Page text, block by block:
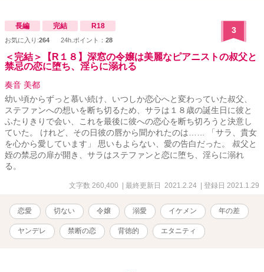
長編 完結 R18
お気に入り:264 24h.ポイント： 28
3
＜完結＞【R１８】深窓の令嬢は美麗なピアニストの叔父と
禁忌の恋に堕ち、淫らに溺れる
奏音 美都
幼い頃からずっと慕い続け、いつしか恋心へと変わっていた叔父、
ステファンへの想いを断ち切るため、サラは１８歳の誕生日に彼と
ふたりきりで会い、これを最後に彼への恋心を断ち切ろうと決意し
ていた。 けれど、その日彼の唇から聞かれたのは…… 「サラ、貴女
を心から愛しています」 思いもよらない、愛の告白だった。 叔父と
姪の禁忌の扉が開き、サラはステファンと恋に堕ち、淫らに溺れ
る。
文字数 260,400 | 最終更新日 2021.2.24 | 登録日 2021.1.29
恋愛 切ない 令嬢 溺愛 イケメン 年の差
ヤンデレ 禁断の恋 背徳的 エタニティ